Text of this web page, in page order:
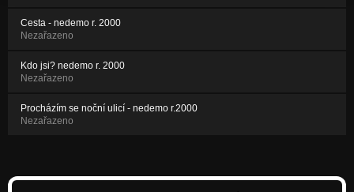
Cesta - nedemo r. 2000
Nezařazeno
Kdo jsi? nedemo r. 2000
Nezařazeno
Procházím se noční ulicí - nedemo r.2000
Nezařazeno